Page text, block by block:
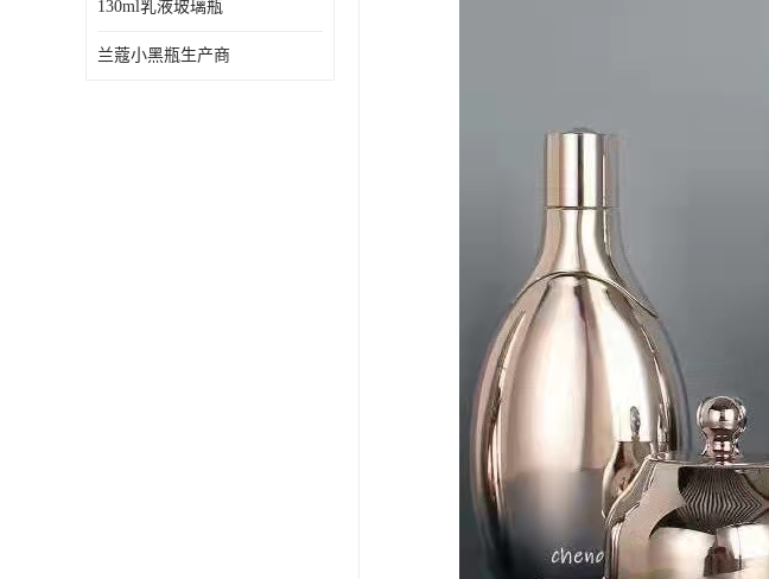
130ml乳液玻璃瓶
兰蔻小黑瓶生产商